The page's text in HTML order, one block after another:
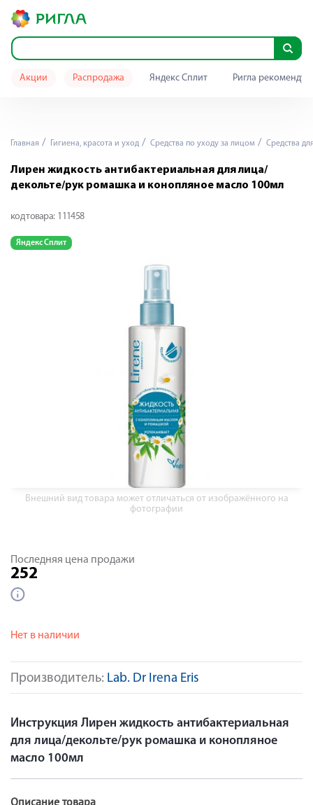
Акции Распродажа Яндекс Сплит Ригла
Главная Гигиена, красота и уход Средства по уходу за лицом Средства
Лирен жидкость антибактериальная для лица/
декольте/рук ромашка и конопляное масло 100мл
код товара: 111458
Яндекс Сплит
Внешний вид товара может отличаться от изображённого на
фотографии
Производитель: Lab. Dr Irena Eris
Последняя цена продажи
252
Нет в наличии
Инструкция Лирен жидкость антибактериальная
для лица/декольте/рук ромашка и конопляное
масло 100мл
Описание товара